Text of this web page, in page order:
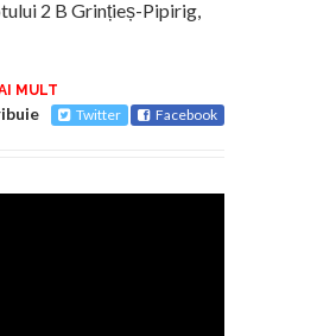
2 B Grințieș-Pipirig,
MULT
Twitter Facebook